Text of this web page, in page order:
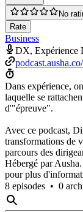
No
Rate
Business
DX, Expérience
Dans expérience,
laquelle se
d'"épreuve".
Avec ce podcast,
transformations de
parcours des
Hébergé par
pour plus
8 episodes • 0